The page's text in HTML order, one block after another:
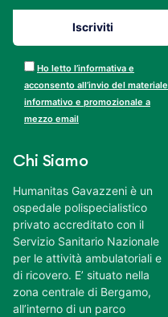
Ho letto l’informativa e
acconsento all’invio del materiale
informativo e promozionale a
mezzo email
Chi Siamo
Humanitas Gavazzeni è un
ospedale polispecialistico
privato accreditato con il
Servizio Sanitario Nazionale
per le attività ambulatoriali e
di ricovero. E’ situato nella
zona centrale di Bergamo,
all’interno di un parco